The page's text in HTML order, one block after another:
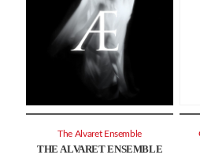
THE ALVARET ENSEMBLE
The Alvaret Ensemble